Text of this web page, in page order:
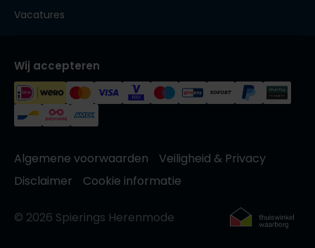
Vacatures
Wij accepteren
Algemene voorwaarden
Veiligheid & Privacy
Disclaimer
Cookie informatie
© 2026 Spierings Herenmode